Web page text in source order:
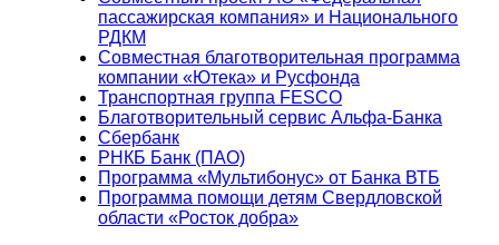
пассажирская компания» и Национального
РДКМ
Совместная благотворительная программа
компании «Ютека» и Русфонда
Транспортная группа FESCO
Благотворительный сервис Альфа-Банка
Сбербанк
РНКБ Банк (ПАО)
Программа «Мультибонус» от Банка ВТБ
Программа помощи детям Свердловской
области «Росток добра»